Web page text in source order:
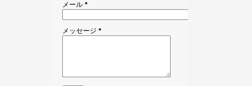
11月 2024
7月 2024
1
メール *
メッセージ *